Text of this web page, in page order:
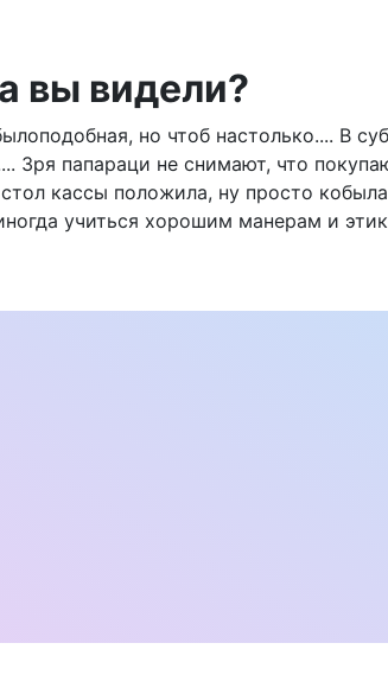
вы видели?
но чтоб настолько.... В
Зря папараци не снимают, что
кассы положила, ну просто
учиться хорошим манерам и